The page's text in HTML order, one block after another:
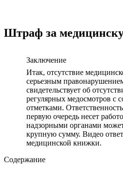
Штраф за
Заключение
Итак, отсутствие
серьезным
свидетельствует об
регулярных медосмотров с
отметками.
первую очередь несет
надзорными органами
крупную сумму. Видео
медицинской книжки.
Содержание